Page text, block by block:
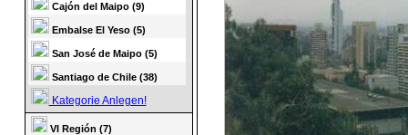
Cajón del Maipo (9)
Embalse El Yeso (5)
San José de Maipo (5)
Santiago de Chile (38)
Kategorie Anlegen!
VI Región (7)